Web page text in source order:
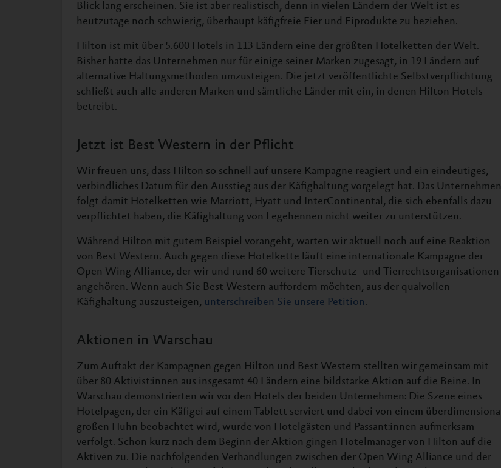
Blick lang erscheinen. Sie ist aber realistisch, denn in vielen Ländern der Welt ist es
heutzutage noch schwierig, überhaupt käfigfreie Eier und Eiprodukte zu beziehen.
Hilton ist mit über 5.600 Hotels in 113 Ländern eine der größten Hotelketten der Welt.
Bisher hatte das Unternehmen nur für einige seiner Marken zugesagt, in 19 Ländern auf
alternative Haltungsmethoden umzusteigen. Die jetzt veröffentlichte Selbstverpflichtung
schließt auch alle anderen Marken und sämtliche Länder mit ein, in denen Hilton Hotels
betreibt.
Jetzt ist Best Western in der Pflicht
Wir freuen uns, dass Hilton so schnell auf unsere Kampagne reagiert und ein eindeutiges,
verbindliches Datum für den Ausstieg aus der Käfighaltung vorgelegt hat. Das Unternehmen
folgt damit Hotelketten wie Marriott, Hyatt und InterContinental, die sich ebenfalls dazu
verpflichtet haben, die Käfighaltung von Legehennen nicht weiter zu unterstützen.
Während Hilton mit gutem Beispiel vorangeht, warten wir aktuell noch auf eine Reaktion
von Best Western. Auch gegen diese Hotelkette läuft eine internationale Kampagne der
Open Wing Alliance, der wir und rund 60 weitere Tierschutz- und Tierrechtsorganisationen
angehören. Wenn auch Sie Best Western auffordern möchten, aus der qualvollen
Käfighaltung auszusteigen, unterschreiben Sie unsere Petition.
Aktionen in Warschau
Zum Auftakt der Kampagnen gegen Hilton und Best Western stellten wir gemeinsam mit
über 80 Aktivist:innen aus insgesamt 40 Ländern eine bildstarke Aktion auf die Beine. In
Warschau demonstrierten wir vor den Hotels der beiden Unternehmen: Die Szene eines
Hotelpagen, der ein Käfigei auf einem Tablett serviert und dabei von einem überdimensional
großen Huhn beobachtet wird, wurde von Hotelgästen und Passant:innen aufmerksam
verfolgt. Schon kurz nach dem Beginn der Aktion gingen Hotelmanager von Hilton auf die
Aktiven zu. Die nachfolgenden Verhandlungen zwischen der Open Wing Alliance und der